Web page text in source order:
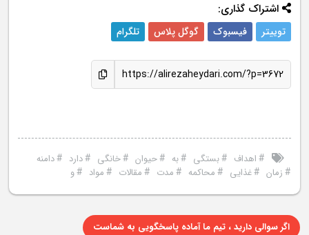
اشتراک گذاری:
توییتر فیسبوک گوگل پلاس تلگرام
https://alirezaheydari.com/?p=3672
#اهداف #بستگی #به #حیوان #خانگی #دارد #دامنه
#زمان #غذایی #محاکمه #مدت #مقالات #مواد #و
اگر سوالی دارید ، تیم ما آماده پاسخگویی به شماست